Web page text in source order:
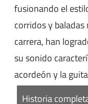
fusionando el
corridos y baladas
carrera, han
su sonido
acordeón y la
Historia